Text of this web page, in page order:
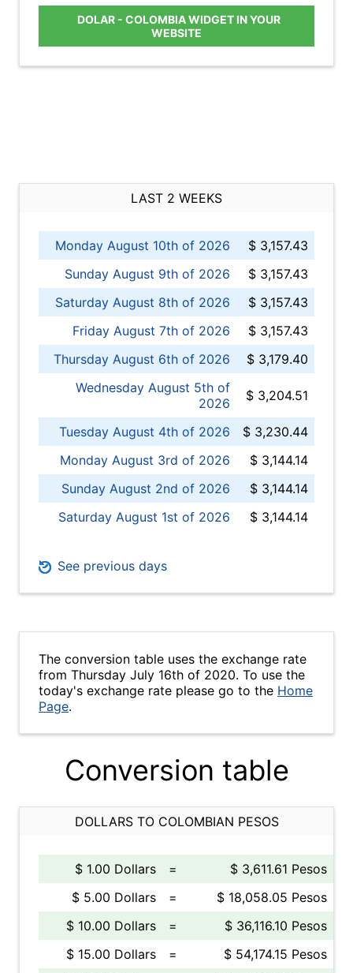
DOLAR - COLOMBIA WIDGET IN YOUR
WEBSITE
LAST 2 WEEKS
Monday August 10th of 2026
$ 3,157.43
Sunday August 9th of 2026
$ 3,157.43
Saturday August 8th of 2026
$ 3,157.43
Friday August 7th of 2026
$ 3,157.43
Thursday August 6th of 2026
$ 3,179.40
Wednesday August 5th of
2026
$ 3,204.51
Tuesday August 4th of 2026
$ 3,230.44
Monday August 3rd of 2026
$ 3,144.14
Sunday August 2nd of 2026
$ 3,144.14
Saturday August 1st of 2026
$ 3,144.14
See previous days
The conversion table uses the exchange rate
from Thursday July 16th of 2020. To use the
today's exchange rate please go to the Home
Page.
Conversion table
DOLLARS TO COLOMBIAN PESOS
$ 1.00 Dollars =
$ 3,611.61 Pesos
$ 5.00 Dollars
=
$ 18,058.05 Pesos
$ 10.00 Dollars
=
$ 36,116.10 Pesos
$ 15.00 Dollars
=
$ 54,174.15 Pesos